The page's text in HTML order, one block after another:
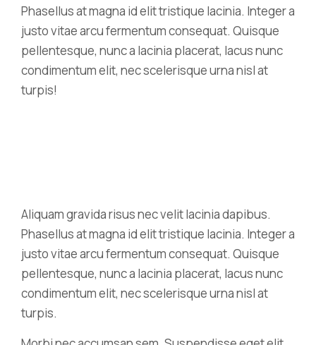
Phasellus at magna id elit tristique lacinia. Integer a
justo vitae arcu fermentum consequat. Quisque
pellentesque, nunc a lacinia placerat, lacus nunc
condimentum elit, nec scelerisque urna nisl at
turpis!
Aliquam gravida risus nec velit lacinia dapibus.
Phasellus at magna id elit tristique lacinia. Integer a
justo vitae arcu fermentum consequat. Quisque
pellentesque, nunc a lacinia placerat, lacus nunc
condimentum elit, nec scelerisque urna nisl at
turpis.